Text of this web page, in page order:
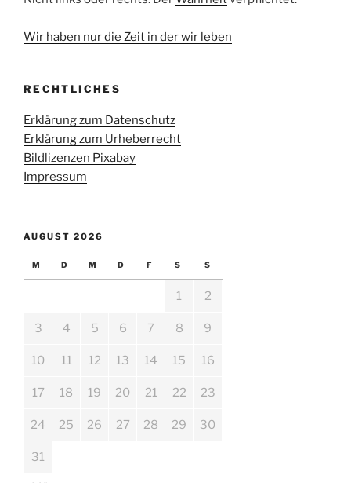
Wir haben nur die Zeit in der wir leben
RECHTLICHES
Erklärung zum Datenschutz
Erklärung zum Urheberrecht
Bildlizenzen Pixabay
Impressum
AUGUST 2026
M D M D F S S
1 2
3 4 5 6 7 8 9
10 11 12 13 14 15 16
17 18 19 20 21 22 23
24 25 26 27 28 29 30
31